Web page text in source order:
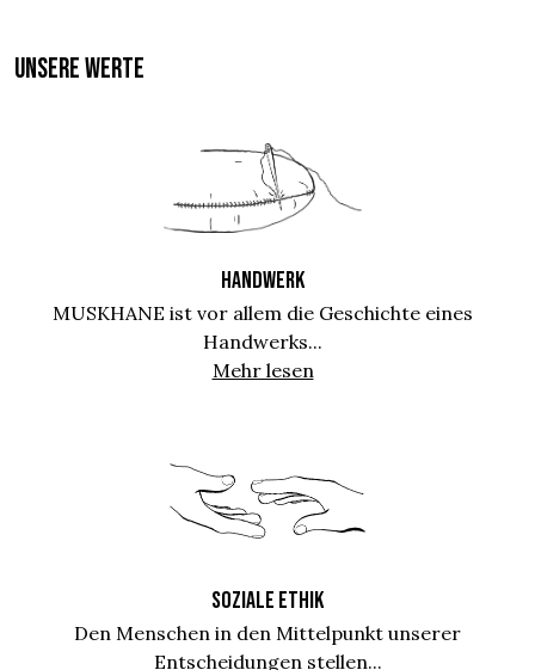
UNSERE WERTE
HANDWERK
MUSKHANE ist vor allem die Geschichte eines
Handwerks...
Mehr lesen
SOZIALE ETHIK
Den Menschen in den Mittelpunkt unserer
Entscheidungen stellen...